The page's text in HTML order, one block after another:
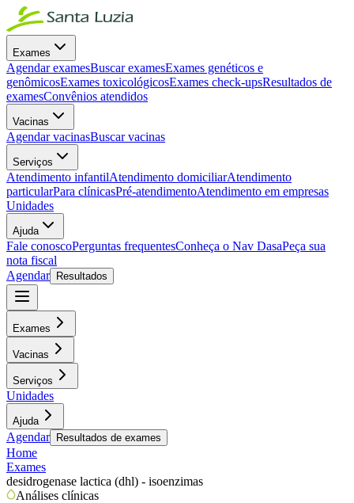
Exames
Agendar examesBuscar examesExames genéticos e
genômicosExames toxicológicosExames check-upsResultados de
examesConvênios atendidos
Vacinas
Agendar vacinasBuscar vacinas
Serviços
Atendimento infantilAtendimento domiciliarAtendimento
particularPara clínicasPré-atendimentoAtendimento em empresas
Unidades
Ajuda
Fale conoscoPerguntas frequentesConheça o Nav DasaPeça sua
nota fiscal
Agendar
Resultados
Exames
Vacinas
Serviços
Unidades
Ajuda
Agendar Resultados de exames
Home
Exames
desidrogenase lactica (dhl) - isoenzimas
Análises clínicas